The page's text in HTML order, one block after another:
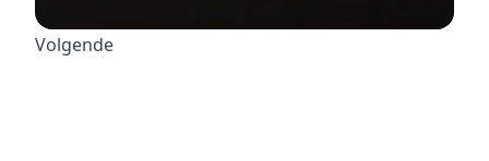
Volgende